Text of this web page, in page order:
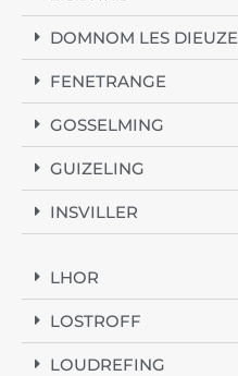
DOMNOM LES DIEUZE
FENETRANGE
GOSSELMING
GUIZELING
INSVILLER
LHOR
LOSTROFF
LOUDREFING